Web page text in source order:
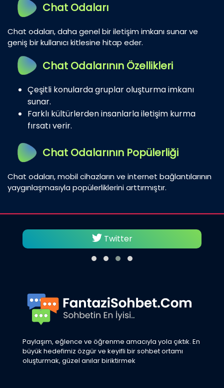
Chat Odaları
Chat odaları, daha genel bir iletişim imkanı sunar ve
geniş bir kullanıcı kitlesine hitap eder.
Chat Odalarının Özellikleri
Çeşitli konularda gruplar oluşturma imkanı
sunar.
Farklı kültürlerden insanlarla iletişim kurma
fırsatı verir.
Chat Odalarının Popülerliği
Chat odaları, mobil cihazların ve internet bağlantılarının
yaygınlaşmasıyla popülerliklerini arttırmıştır.
Twitter
Paylaşım, eğlence ve öğrenme amacıyla yola çıktık. En
büyük hedefimiz özgür ve keyifli bir sohbet ortamı
oluşturmak, güzel anılar biriktirmek